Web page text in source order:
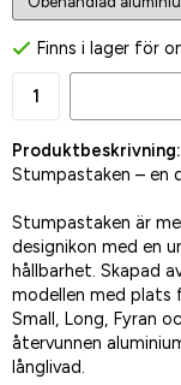
Finns i lager för
Produktbeskrivning:
Stumpastaken – en
Stumpastaken är
designikon med en
hållbarhet. Skapad
modellen med plats
Small, Long, Fyran
återvunnen
långlivad.